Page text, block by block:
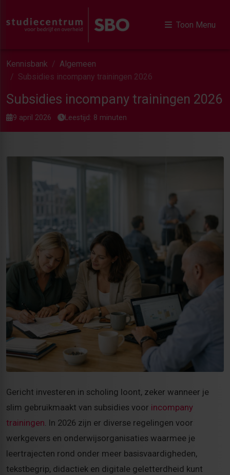
Toon Menu
Kennisbank
Algemeen
Subsidies incompany trainingen 2026
Subsidies incompany trainingen 2026
9 april 2026 Leestijd: 8 minuten
Gericht investeren in scholing loont, zeker wanneer je
slim gebruikmaakt van subsidies voor incompany
trainingen. In 2026 zijn er diverse regelingen voor
werkgevers en onderwijsorganisaties waarmee je
leertrajecten rond onder meer basisvaardigheden,
tekstbegrip, didactiek en digitale geletterdheid kunt